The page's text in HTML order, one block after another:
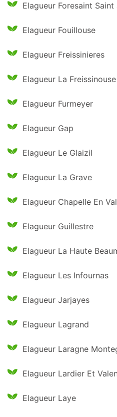
Elagueur Foresaint Saint
Elagueur Fouillouse
Elagueur Freissinieres
Elagueur La Freissinouse
Elagueur Furmeyer
Elagueur Gap
Elagueur Le Glaizil
Elagueur La Grave
Elagueur Chapelle En
Elagueur Guillestre
Elagueur La Haute
Elagueur Les Infournas
Elagueur Jarjayes
Elagueur Lagrand
Elagueur Laragne
Elagueur Lardier Et
Elagueur Laye